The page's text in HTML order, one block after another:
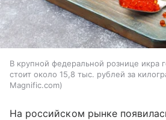
В крупной федеральной рознице икра
стоит около 15,8 тыс. рублей за
Magnific.com
На российском рынке